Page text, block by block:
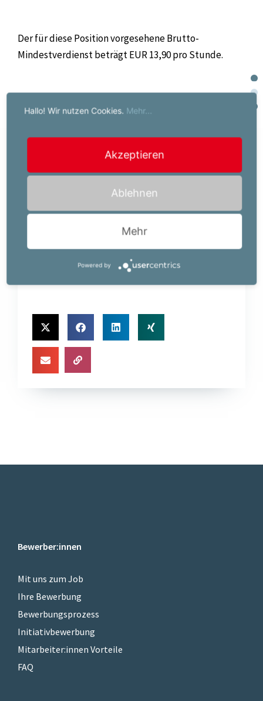
Der für diese Position vorgesehene Brutto-
Mindestverdienst beträgt EUR 13,90 pro Stunde.
Ihr Job-Kontakt:
Powerserv Austria GmbH
a.koffu@powerserv.at
Bewerber:innen
Mit uns zum Job
Ihre Bewerbung
Bewerbungsprozess
Initiativbewerbung
Mitarbeiter:innen Vorteile
FAQ
Hallo! Wir nutzen Cookies. Mehr...
Akzeptieren
Ablehnen
Mehr
Powered by